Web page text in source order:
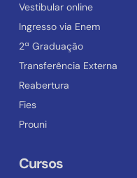
Vestibular online
Ingresso via Enem
2ª Graduação
Transferência Externa
Reabertura
Fies
Prouni
Cursos